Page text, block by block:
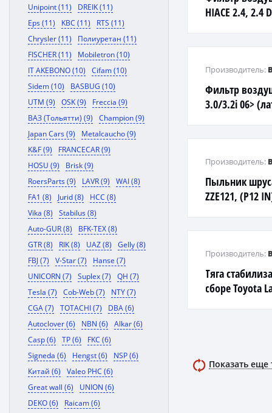
Unipoint (11)
DREIK (11)
Eps (11)
KBC (11)
RTS (11)
Chrysler (11)
Полиуретан (11)
FISCHER (11)
Mobiletron (10)
IT AKEBONO (10)
Cifam (10)
Sidem (10)
BASBUG (10)
UTM (9)
OSK (9)
Freccia (9)
ВАЗ (Тольятти) (9)
Champion (9)
Japan Cars (9)
Metalcaucho (9)
K&F (9)
FRANCECAR (9)
HOSU (9)
Brisk (9)
RoersParts (9)
LAVR (9)
WAI (8)
FA1 (8)
Jurid (8)
HCC (8)
Vika (8)
Stabilus (8)
Auto-GUR (8)
BFK-TEX (8)
GTR (8)
RIK (8) UAZ (8)
Gelly (8)
FBJ (7)
V-Star (7)
Hanse (7)
UNICORN (7)
Suplex (7)
QH (7)
Tesla (7)
Cob-Web (7)
NTY (7)
CGA (7)
TOTACHI (7)
DBA (6)
Autoclover (6)
NBN (6)
Alkar (6)
Casp (6)
TP (6)
FKC (6)
Signeda (6)
Hengst (6)
NSP (6)
Китай (6)
Valeo PHC (6)
Great wall (6)
UNION (6)
DEKO (6)
Raicam (6)
HIACE 2.4, 2.4
Фильтр
3.0/3.2i 06>
Производитель:
Пыльник
ZZE121, (P12
Производитель:
Тяга
сборе Toyota
Производитель:
Показать еще